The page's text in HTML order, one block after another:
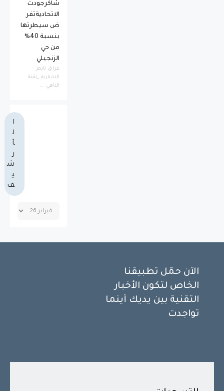
شاكرجودت
الاتحاديةتفر
ض سيطرتها
بنسبة 40%
من حي
الزنجيلي
عراق تايمز
الاخبارية _بثينة
الناهي ...
ا
ل
أ
ر
ش
ي
ف
الآن حمّل تطبيقنا
الخاص لتكون الأخبار
التقنية بين يديك أينما
تواجدت